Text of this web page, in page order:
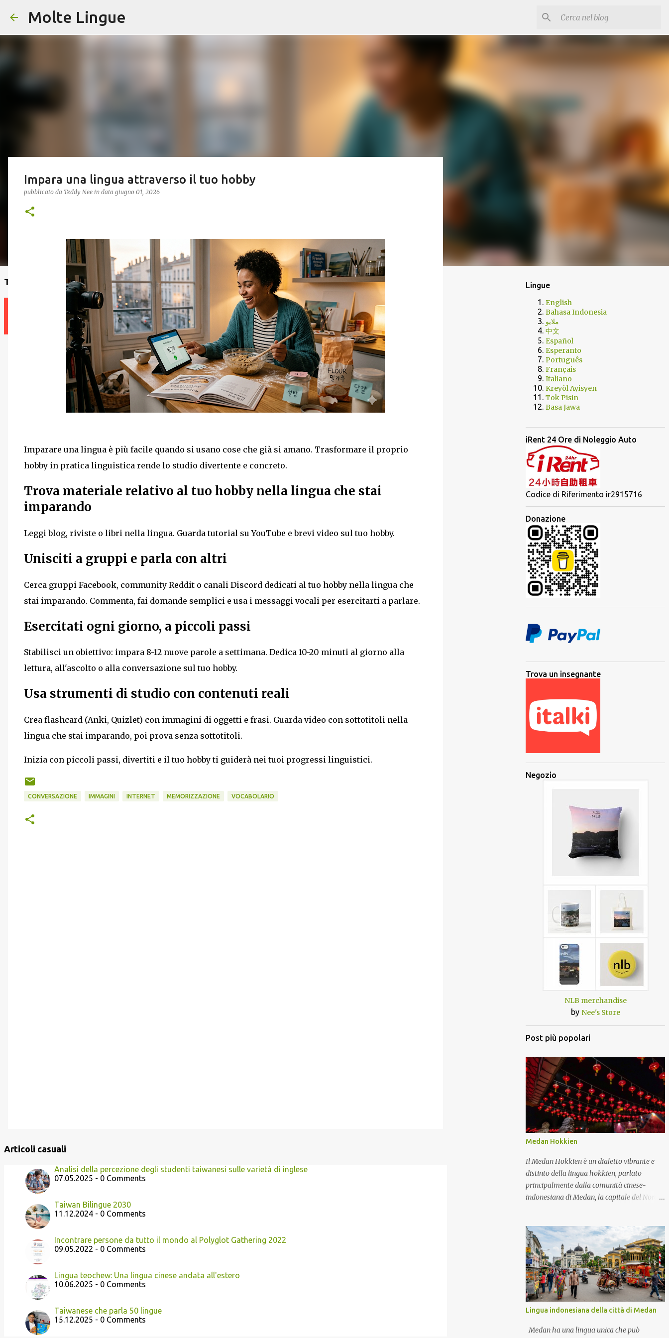
Molte Lingue
Trova un insegnante
Impara una lingua attraverso il tuo hobby
pubblicato da Teddy Nee in data giugno 01, 2026
Imparare una lingua è più facile quando si usano cose che già si amano. Trasformare il proprio
hobby in pratica linguistica rende lo studio divertente e concreto.
Trova materiale relativo al tuo hobby nella lingua che stai
imparando
Leggi blog, riviste o libri nella lingua. Guarda tutorial su YouTube e brevi video sul tuo hobby.
Unisciti a gruppi e parla con altri
Cerca gruppi Facebook, community Reddit o canali Discord dedicati al tuo hobby nella lingua che
stai imparando. Commenta, fai domande semplici e usa i messaggi vocali per esercitarti a parlare.
Esercitati ogni giorno, a piccoli passi
Stabilisci un obiettivo: impara 8-12 nuove parole a settimana. Dedica 10-20 minuti al giorno alla
lettura, all'ascolto o alla conversazione sul tuo hobby.
Usa strumenti di studio con contenuti reali
Crea flashcard (Anki, Quizlet) con immagini di oggetti e frasi. Guarda video con sottotitoli nella
lingua che stai imparando, poi prova senza sottotitoli.
Inizia con piccoli passi, divertiti e il tuo hobby ti guiderà nei tuoi progressi linguistici.
CONVERSAZIONE IMMAGINI INTERNET MEMORIZZAZIONE VOCABOLARIO
Articoli casuali
Analisi della percezione degli studenti taiwanesi sulle varietà di inglese
07.05.2025 - 0 Comments
Taiwan Bilingue 2030
11.12.2024 - 0 Comments
Incontrare persone da tutto il mondo al Polyglot Gathering 2022
09.05.2022 - 0 Comments
Lingua teochew: Una lingua cinese andata all'estero
10.06.2025 - 0 Comments
Taiwanese che parla 50 lingue
15.12.2025 - 0 Comments
Lingue
English
Bahasa Indonesia
ملايو
中文
Español
Esperanto
Português
Français
Italiano
Kreyòl Ayisyen
Tok Pisin
Basa Jawa
iRent 24 Ore di Noleggio Auto
Codice di Riferimento ir2915716
Donazione
Trova un insegnante
Negozio
NLB merchandise
by Nee's Store
Post più popolari
Medan Hokkien
Il Medan Hokkien è un dialetto vibrante e
distinto della lingua hokkien, parlato
principalmente dalla comunità cinese-
indonesiana di Medan, la capitale del Nord
della regione, che riflette una storia di
migrazione, commercio e scambio culturale.
Storia Le radici del Medan Hokkien possono
essere fatte risalire alle aree di lingua
hokkien della provincia meridionale del
Fujian in Cina, in particolare alla regione di
Zhangzhou. Il dialetto si è evoluto in modo
significativo, soprattutto durante i secoli
XVIII e XIX, quando fiorì il commercio tra le
Lingua indonesiana della città di Medan
Medan ha una lingua unica che può